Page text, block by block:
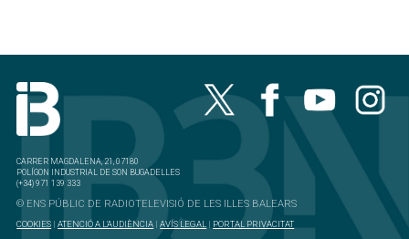
CARRER MAGDALENA, 21, 07180
POLÍGON INDUSTRIAL DE SON BUGADELLES
(+34) 971 139 333
© ENS PÚBLIC DE RADIOTELEVISIÓ DE LES ILLES BALEARS
COOKIES |ATENCIÓ A L'AUDIÈNCIA |AVÍS LEGAL | PORTAL PRIVACITAT